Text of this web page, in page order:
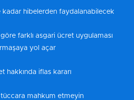
kadar hibelerden faydalanabilecek
farklı asgari ücret uygulaması
yol açar
hakkında iflas kararı
mahkum etmeyin